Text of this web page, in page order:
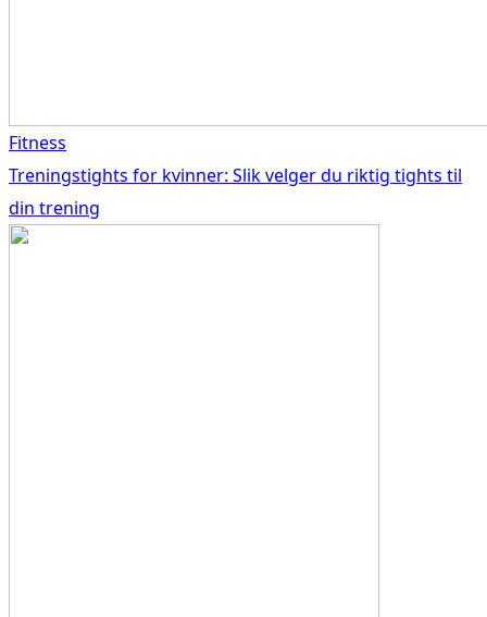
Fitness
Treningstights for kvinner: Slik velger du riktig tights til
din trening